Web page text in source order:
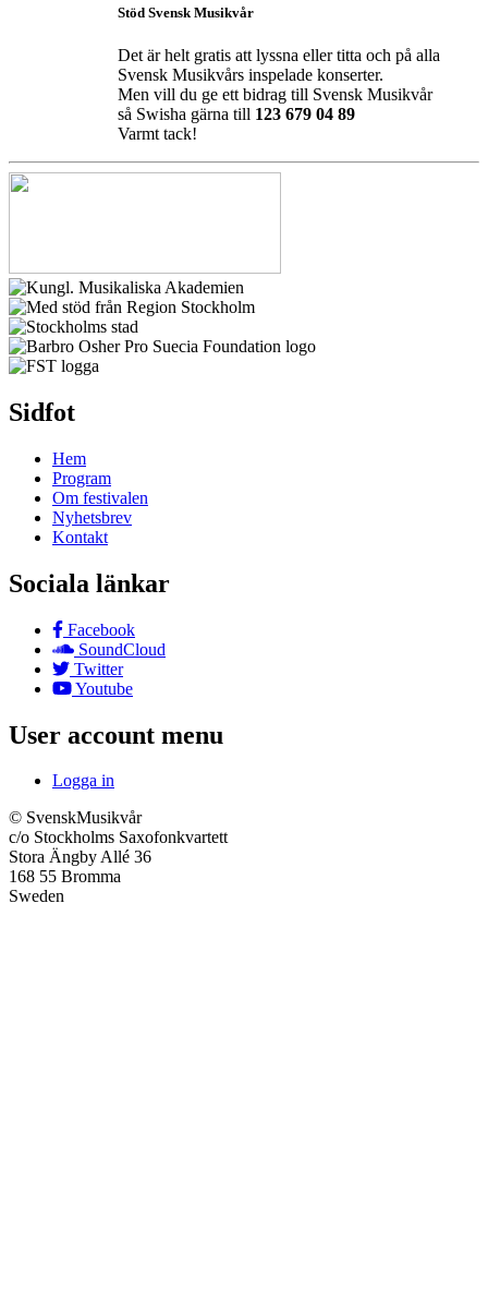
Stöd Svensk Musikvår
Det är helt gratis att lyssna eller titta och på alla
Svensk Musikvårs inspelade konserter.
Men vill du ge ett bidrag till Svensk Musikvår
så Swisha gärna till 123 679 04 89
Varmt tack!
Sidfot
Hem
Program
Om festivalen
Nyhetsbrev
Kontakt
Sociala länkar
Facebook
SoundCloud
Twitter
Youtube
User account menu
Logga in
© SvenskMusikvår
c/o Stockholms Saxofonkvartett
Stora Ängby Allé 36
168 55 Bromma
Sweden